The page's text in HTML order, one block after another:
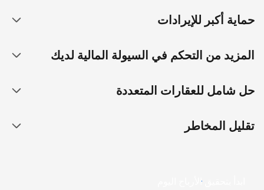
حماية أكبر للإيرادات
المزيد من التحكم في السيولة المالية لديك
حل شامل للعقارات المتعددة
تقليل المخاطر
ابدأ بتحقيق الأرباح اليوم